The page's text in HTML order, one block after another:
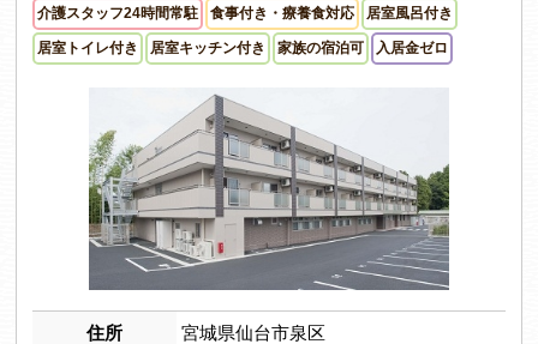
介護スタッフ24時間常駐 食事付き・療養食対応 居室風呂付き
居室トイレ付き 居室キッチン付き 家族の宿泊可 入居金ゼロ
住所 宮城県仙台市泉区